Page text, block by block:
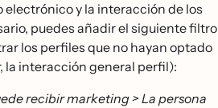
y la interacción de los
puedes añadir el siguiente filtro
los perfiles que no hayan optado
la interacción general perfil):
recibir marketing > La persona